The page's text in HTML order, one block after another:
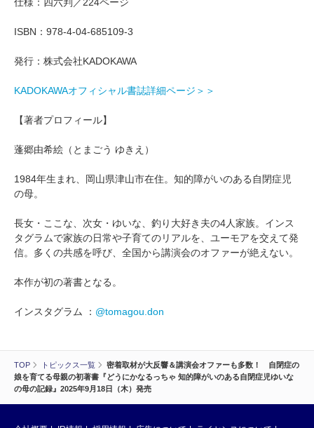
TOP トピックス一覧
密着取材が大反響＆講演会オファーも多数！ 自閉症の
娘を育てる母親の初著書『どうにかなるっちゃ 知的障がいのある自閉症児ゆいな
の母の記録』2025年9月18日（木）発売
仕様：四六判／224ページ
ISBN：978-4-04-685109-3
発行：株式会社KADOKAWA
KADOKAWAオフィシャル書誌詳細ページ＞＞
【著者プロフィール】
蓬郷由希絵（とまごう ゆきえ）
1984年生まれ、岡山県津山市在住。知的障がいのある自閉症児
の母。
長女・ここな、次女・ゆいな、釣り大好き夫の4人家族。インス
タグラムで家族の日常や子育てのリアルを、ユーモアを交えて発
信。多くの共感を呼び、全国から講演会のオファーが絶えない。
本作が初の著書となる。
インスタグラム ： @tomagou.don